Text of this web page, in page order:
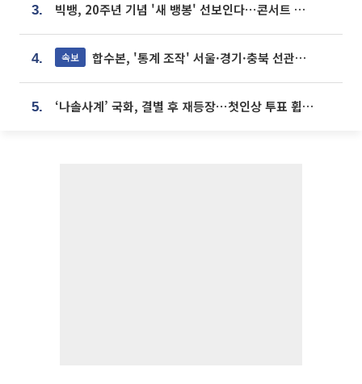
3. 빅뱅, 20주년 기념 '새 뱅봉' 선보인다⋯콘서트 앞두고 팝업 개최
4. 속보 합수본, '통계 조작' 서울·경기·충북 선관위 등 추가 압수수색
5. ‘나솔사계’ 국화, 결별 후 재등장⋯첫인상 투표 휩쓸고 ‘인기녀’ 등극